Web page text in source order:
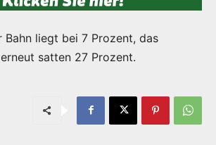
Bahn liegt bei 7 Prozent, das
satten 27 Prozent.